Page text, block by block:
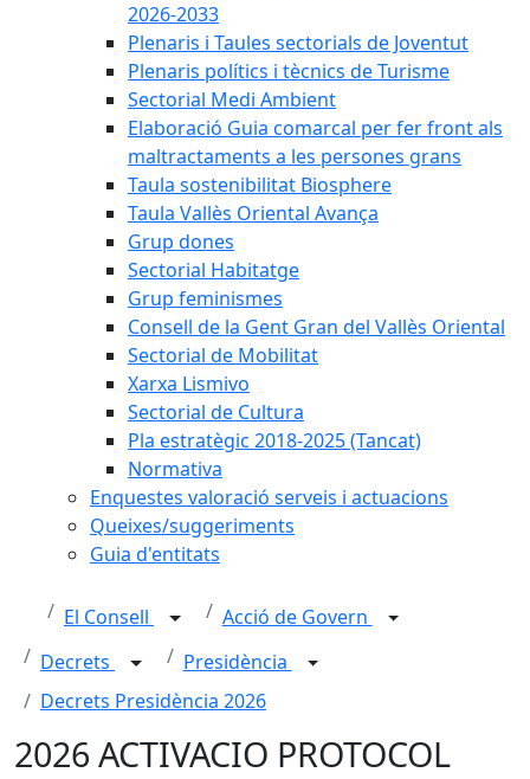
2026-2033
Plenaris i Taules sectorials de Joventut
Plenaris polítics i tècnics de Turisme
Sectorial Medi Ambient
Elaboració Guia comarcal per fer front als
maltractaments a les persones grans
Taula sostenibilitat Biosphere
Taula Vallès Oriental Avança
Grup dones
Sectorial Habitatge
Grup feminismes
Consell de la Gent Gran del Vallès Oriental
Sectorial de Mobilitat
Xarxa Lismivo
Sectorial de Cultura
Pla estratègic 2018-2025 (Tancat)
Normativa
Enquestes valoració serveis i actuacions
Queixes/suggeriments
Guia d'entitats
El Consell
Acció de Govern
Decrets
Presidència
Decrets Presidència 2026
2026 ACTIVACIO PROTOCOL